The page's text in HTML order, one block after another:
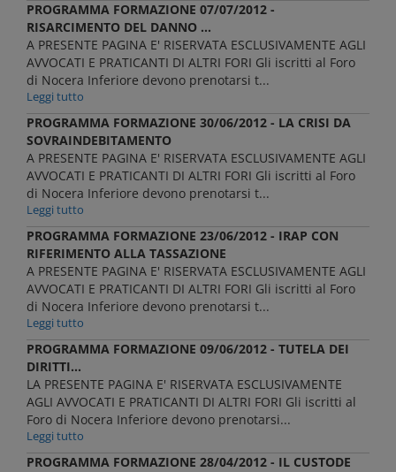
PROGRAMMA FORMAZIONE 07/07/2012 -
RISARCIMENTO DEL DANNO ...
A PRESENTE PAGINA E' RISERVATA ESCLUSIVAMENTE AGLI
AVVOCATI E PRATICANTI DI ALTRI FORI Gli iscritti al Foro
di Nocera Inferiore devono prenotarsi t...
Leggi tutto
PROGRAMMA FORMAZIONE 30/06/2012 - LA CRISI DA
SOVRAINDEBITAMENTO
A PRESENTE PAGINA E' RISERVATA ESCLUSIVAMENTE AGLI
AVVOCATI E PRATICANTI DI ALTRI FORI Gli iscritti al Foro
di Nocera Inferiore devono prenotarsi t...
Leggi tutto
PROGRAMMA FORMAZIONE 23/06/2012 - IRAP CON
RIFERIMENTO ALLA TASSAZIONE
A PRESENTE PAGINA E' RISERVATA ESCLUSIVAMENTE AGLI
AVVOCATI E PRATICANTI DI ALTRI FORI Gli iscritti al Foro
di Nocera Inferiore devono prenotarsi t...
Leggi tutto
PROGRAMMA FORMAZIONE 09/06/2012 - TUTELA DEI
DIRITTI...
LA PRESENTE PAGINA E' RISERVATA ESCLUSIVAMENTE
AGLI AVVOCATI E PRATICANTI DI ALTRI FORI Gli iscritti al
Foro di Nocera Inferiore devono prenotarsi...
Leggi tutto
PROGRAMMA FORMAZIONE 28/04/2012 - IL CUSTODE